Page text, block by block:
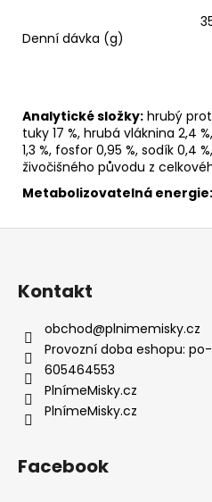
Denní dávka (g)
Analytické složky: hrubý
tuky 17 %, hrubá vláknina 2,4
1,3 %, fosfor 0,95 %, sodík 0,4
živočišného původu z
Metabolizovatelná energie:
Z
Kontakt
obchod@plnimemisky.cz
Provozní doba eshopu:
605464553
PlnímeMisky.cz
PlnímeMisky.cz
Facebook